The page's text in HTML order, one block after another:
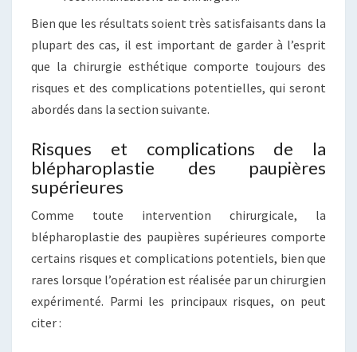
Bien que les résultats soient très satisfaisants dans la
plupart des cas, il est important de garder à l’esprit
que la chirurgie esthétique comporte toujours des
risques et des complications potentielles, qui seront
abordés dans la section suivante.
Risques et complications de la
blépharoplastie des paupières
supérieures
Comme toute intervention chirurgicale, la
blépharoplastie des paupières supérieures comporte
certains risques et complications potentiels, bien que
rares lorsque l’opération est réalisée par un chirurgien
expérimenté. Parmi les principaux risques, on peut
citer :